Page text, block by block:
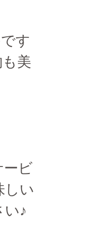
す
美
ービ
しい
♪